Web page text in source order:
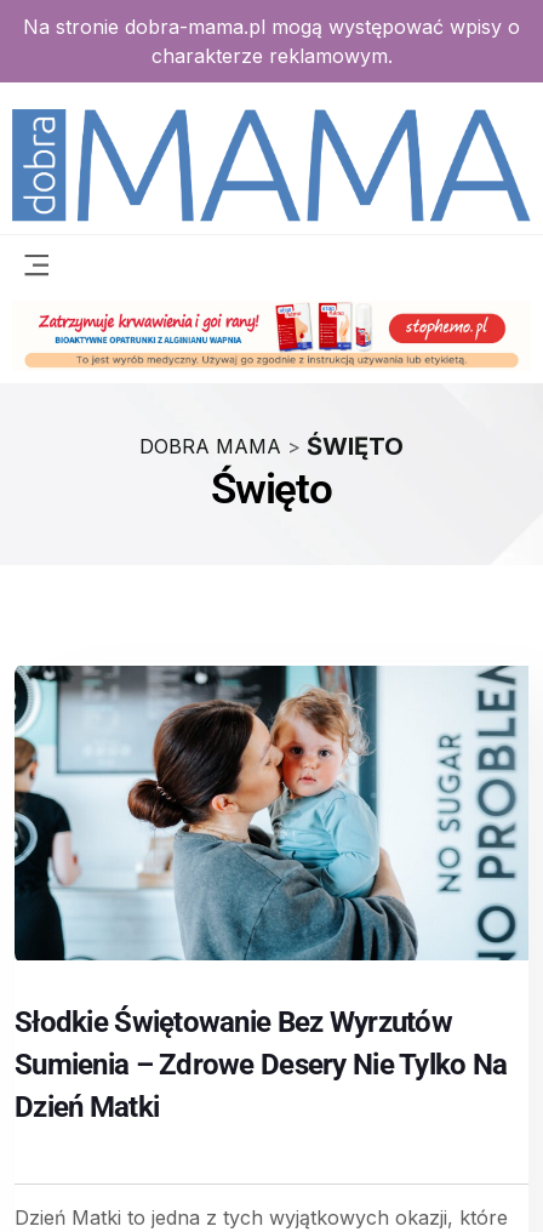
Na stronie dobra-mama.pl mogą występować wpisy o
charakterze reklamowym.
DOBRA MAMA > ŚWIĘTO
Święto
Słodkie Świętowanie Bez Wyrzutów
Sumienia – Zdrowe Desery Nie Tylko Na
Dzień Matki
Dzień Matki to jedna z tych wyjątkowych okazji, które